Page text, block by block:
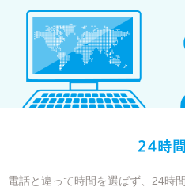
電話と違って時間を選ばず、24時